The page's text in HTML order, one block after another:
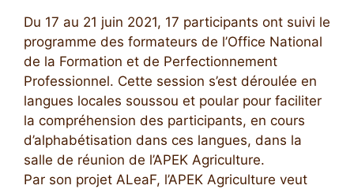
Du 17 au 21 juin 2021, 17 participants ont suivi le
programme des formateurs de l’Office National
de la Formation et de Perfectionnement
Professionnel. Cette session s’est déroulée en
langues locales soussou et poular pour faciliter
la compréhension des participants, en cours
d’alphabétisation dans ces langues, dans la
salle de réunion de l’APEK Agriculture.
Par son projet ALeaF, l’APEK Agriculture veut